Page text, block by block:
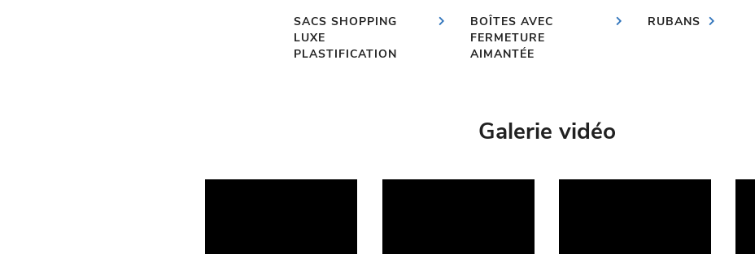
SACS SHOPPING
LUXE
PLASTIFICATION
BOÎTES AVEC
FERMETURE
AIMANTÉE
RUBANS
Galerie vidéo